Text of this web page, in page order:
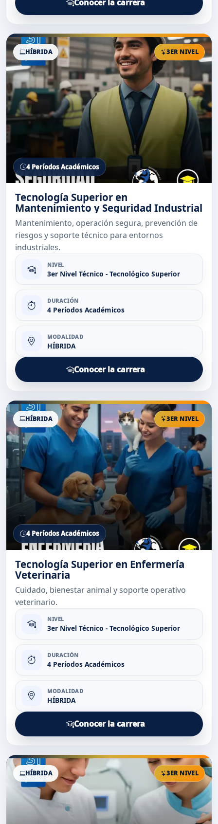
Conocer la carrera
HÍBRIDA 3ER NIVEL
4 Períodos Académicos
Tecnología Superior en
Mantenimiento y Seguridad Industrial
Mantenimiento, operación segura, prevención de
riesgos y soporte técnico para entornos
industriales.
NIVEL
3er Nivel Técnico - Tecnológico Superior
DURACIÓN
4 Períodos Académicos
MODALIDAD
HÍBRIDA
Conocer la carrera
HÍBRIDA 3ER NIVEL
4 Períodos Académicos
Tecnología Superior en Enfermería
Veterinaria
Cuidado, bienestar animal y soporte operativo
veterinario.
NIVEL
3er Nivel Técnico - Tecnológico Superior
DURACIÓN
4 Períodos Académicos
MODALIDAD
HÍBRIDA
Conocer la carrera
HÍBRIDA 3ER NIVEL